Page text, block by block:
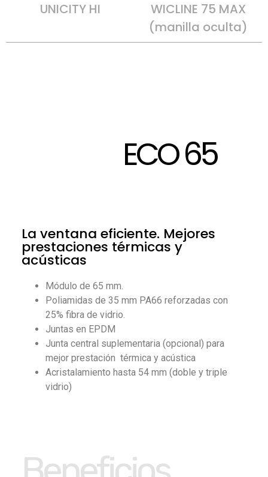
UNICITY HI
WICLINE 75 MAX
(manilla oculta)
ECO 65
La ventana eficiente. Mejores
prestaciones térmicas y
acústicas
Módulo de 65 mm.
Poliamidas de 35 mm PA66 reforzadas con
25% fibra de vidrio.
Juntas en EPDM
Junta central suplementaria (opcional) para
mejor prestación térmica y acústica
Acristalamiento hasta 54 mm (doble y triple
vidrio)